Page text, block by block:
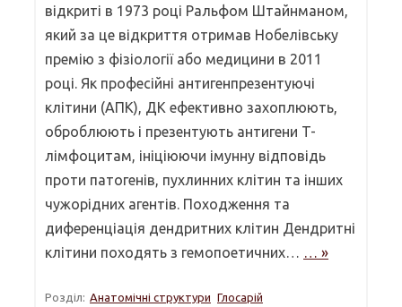
відкриті в 1973 році Ральфом Штайнманом,
який за це відкриття отримав Нобелівську
премію з фізіології або медицини в 2011
році. Як професійні антигенпрезентуючі
клітини (АПК), ДК ефективно захоплюють,
оброблюють і презентують антигени T-
лімфоцитам, ініціюючи імунну відповідь
проти патогенів, пухлинних клітин та інших
чужорідних агентів. Походження та
диференціація дендритних клітин Дендритні
клітини походять з гемопоетичних… … »
Розділ: Анатомічні структури Глосарій